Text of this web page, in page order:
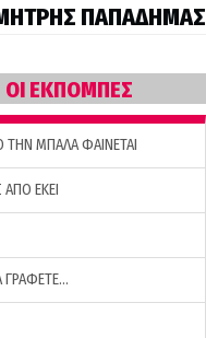
ΠΑΠΑΔΗΜΑΣ
ΟΙ ΕΚΠΟΜΠΕΣ
ΤΗΝ ΜΠΑΛΑ ΦΑΙΝΕΤΑΙ
ΕΚΕΙ
ΓΡΑΦΕΤΕ…